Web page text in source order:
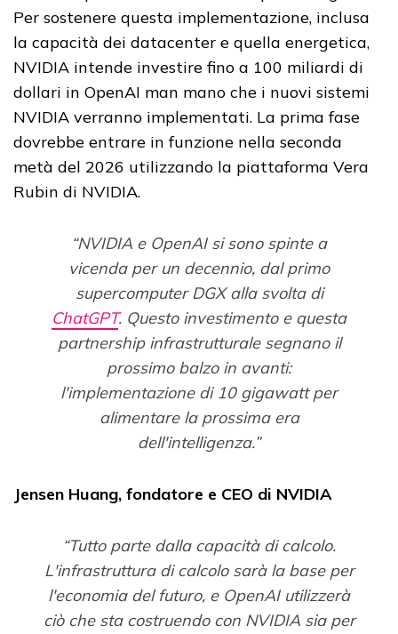
Per sostenere questa implementazione, inclusa
la capacità dei datacenter e quella energetica,
NVIDIA intende investire fino a 100 miliardi di
dollari in OpenAI man mano che i nuovi sistemi
NVIDIA verranno implementati. La prima fase
dovrebbe entrare in funzione nella seconda
metà del 2026 utilizzando la piattaforma Vera
Rubin di NVIDIA.
“NVIDIA e OpenAI si sono spinte a
vicenda per un decennio, dal primo
supercomputer DGX alla svolta di
ChatGPT. Questo investimento e questa
partnership infrastrutturale segnano il
prossimo balzo in avanti:
l'implementazione di 10 gigawatt per
alimentare la prossima era
dell'intelligenza.”
Jensen Huang, fondatore e CEO di NVIDIA
“Tutto parte dalla capacità di calcolo.
L'infrastruttura di calcolo sarà la base per
l'economia del futuro, e OpenAI utilizzerà
ciò che sta costruendo con NVIDIA sia per